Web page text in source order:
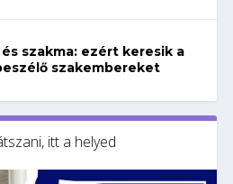
szakma: ezért keresik a
szakembereket
itt a helyed